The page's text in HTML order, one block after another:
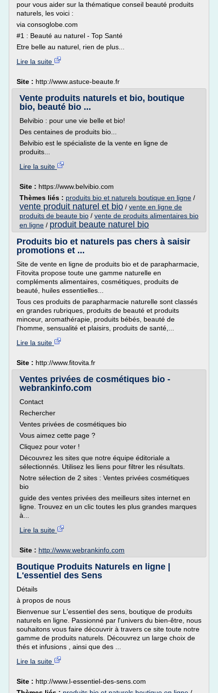
pour vous aider sur la thématique conseil beauté produits
naturels, les voici :
via consoglobe.com
#1 : Beauté au naturel - Top Santé
Etre belle au naturel, rien de plus...
Lire la suite
Site : http://www.astuce-beaute.fr
Vente produits naturels et bio, boutique
bio, beauté bio ...
Belvibio : pour une vie belle et bio!
Des centaines de produits bio...
Belvibio est le spécialiste de la vente en ligne de
produits...
Lire la suite
Site : https://www.belvibio.com
Thèmes liés : produits bio et naturels boutique en ligne /
vente produit naturel et bio / vente en ligne de
produits de beaute bio / vente de produits alimentaires bio
en ligne / produit beaute naturel bio
Produits bio et naturels pas chers à saisir
promotions et ...
Site de vente en ligne de produits bio et de parapharmacie,
Fitovita propose toute une gamme naturelle en
compléments alimentaires, cosmétiques, produits de
beauté, huiles essentielles...
Tous ces produits de parapharmacie naturelle sont classés
en grandes rubriques, produits de beauté et produits
minceur, aromathérapie, produits bébés, beauté de
l'homme, sensualité et plaisirs, produits de santé,...
Lire la suite
Site : http://www.fitovita.fr
Ventes privées de cosmétiques bio -
webrankinfo.com
Contact
Rechercher
Ventes privées de cosmétiques bio
Vous aimez cette page ?
Cliquez pour voter !
Découvrez les sites que notre équipe éditoriale a
sélectionnés. Utilisez les liens pour filtrer les résultats.
Notre sélection de 2 sites : Ventes privées cosmétiques
bio
guide des ventes privées des meilleurs sites internet en
ligne. Trouvez en un clic toutes les plus grandes marques
à...
Lire la suite
Site : http://www.webrankinfo.com
Boutique Produits Naturels en ligne |
L'essentiel des Sens
Détails
à propos de nous
Bienvenue sur L'essentiel des sens, boutique de produits
naturels en ligne. Passionné par l'univers du bien-être, nous
souhaitons vous faire découvrir à travers ce site toute notre
gamme de produits naturels. Découvrez un large choix de
thés et infusions , ainsi que des ...
Lire la suite
Site : http://www.l-essentiel-des-sens.com